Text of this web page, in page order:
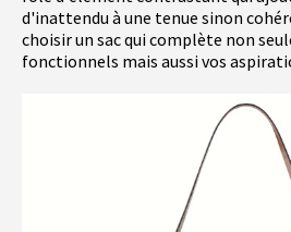
d'inattendu à une tenue sinon
choisir un sac qui complète non
fonctionnels mais aussi vos